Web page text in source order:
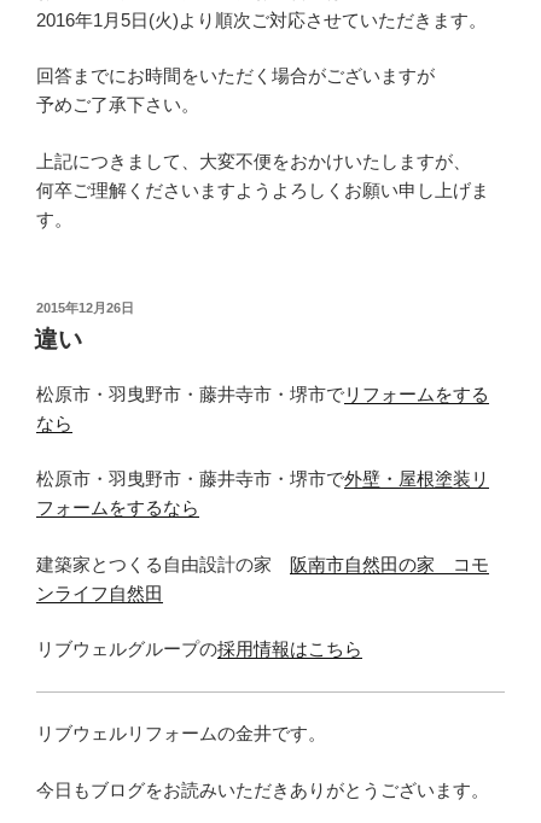
2016年1月5日(火)より順次ご対応させていただきます。
回答までにお時間をいただく場合がございますが
予めご了承下さい。
上記につきまして、大変不便をおかけいたしますが、
何卒ご理解くださいますようよろしくお願い申し上げま
す。
投
稿
日:
2015年12月26日
違い
松原市・羽曳野市・藤井寺市・堺市でリフォームをする
なら
松原市・羽曳野市・藤井寺市・堺市で外壁・屋根塗装リ
フォームをするなら
建築家とつくる自由設計の家 阪南市自然田の家 コモ
ンライフ自然田
リブウェルグループの採用情報はこちら
リブウェルリフォームの金井です。
今日もブログをお読みいただきありがとうございます。